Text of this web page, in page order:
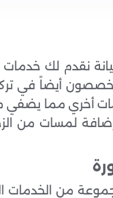
نقدم لك خدمات
أيضاً في
خدمات أخري مما
إضافة لمسات من
من